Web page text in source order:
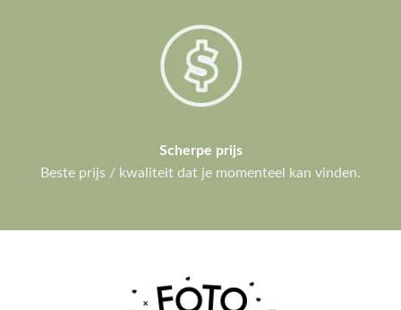
Scherpe prijs
Beste prijs / kwaliteit dat je momenteel kan vinden.